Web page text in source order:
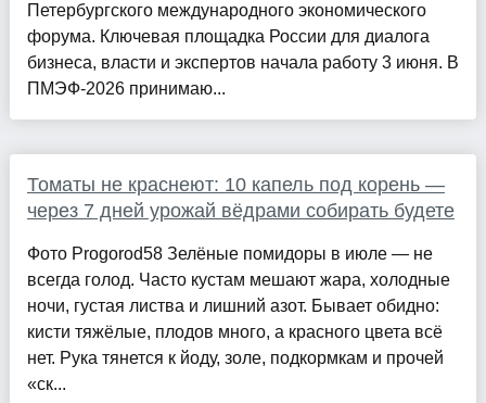
Петербургского международного экономического
форума. Ключевая площадка России для диалога
бизнеса, власти и экспертов начала работу 3 июня. В
ПМЭФ-2026 принимаю...
Томаты не краснеют: 10 капель под корень —
через 7 дней урожай вёдрами собирать будете
Фото Progorod58 Зелёные помидоры в июле — не
всегда голод. Часто кустам мешают жара, холодные
ночи, густая листва и лишний азот. Бывает обидно:
кисти тяжёлые, плодов много, а красного цвета всё
нет. Рука тянется к йоду, золе, подкормкам и прочей
«ск...